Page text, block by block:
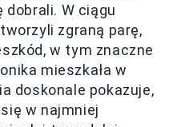
dobrali. W ciągu
zgraną parę,
w tym znaczne
mieszkała w
doskonale pokazuje,
w najmniej